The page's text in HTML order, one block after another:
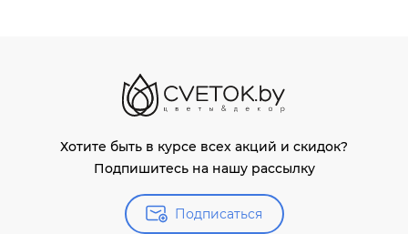
Хотите быть в курсе всех акций и скидок?
Подпишитесь на нашу рассылку
Подписаться